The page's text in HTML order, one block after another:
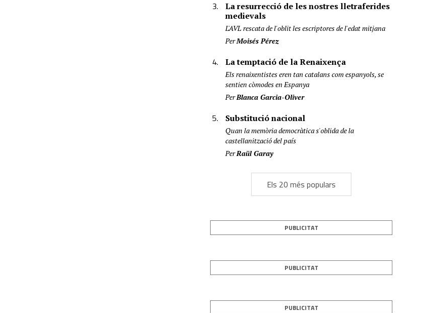
La resurrecció de les nostres lletraferides
medievals
L'AVL rescata de l'oblit les escriptores de l'edat mitjana
PerMoisés Pérez
La temptació de la Renaixença
Els renaixentistes eren tan catalans com espanyols, se
sentien còmodes en Espanya
PerBlanca Garcia-Oliver
Substitució nacional
Quan la memòria democràtica s'oblida de la
castellanització del país
PerRaül Garay
Els 20 més populars
PUBLICITAT
PUBLICITAT
PUBLICITAT